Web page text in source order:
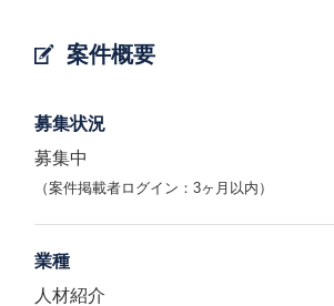
案件概要
募集状況
募集中
（案件掲載者ログイン：3ヶ月以内）
業種
人材紹介